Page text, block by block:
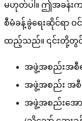
မဟတပ ။ ဤအခနက
စမခနခရဆငရ ဝင
ထညသည။ ၎ငတတ
အဖအစညအစ
အဖအစည အစ
အဖအစညအ